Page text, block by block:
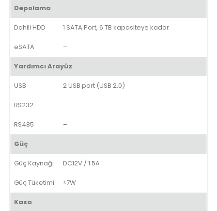
Depolama
Dahili HDD 1 SATA Port, 6 TB kapasiteye kadar
eSATA –
Yardımcı Arayüz
USB 2 USB port (USB 2.0)
RS232 –
RS485 –
Güç
Güç Kaynağı DC12V / 1.5A
Güç Tüketimi <7W
Kasa